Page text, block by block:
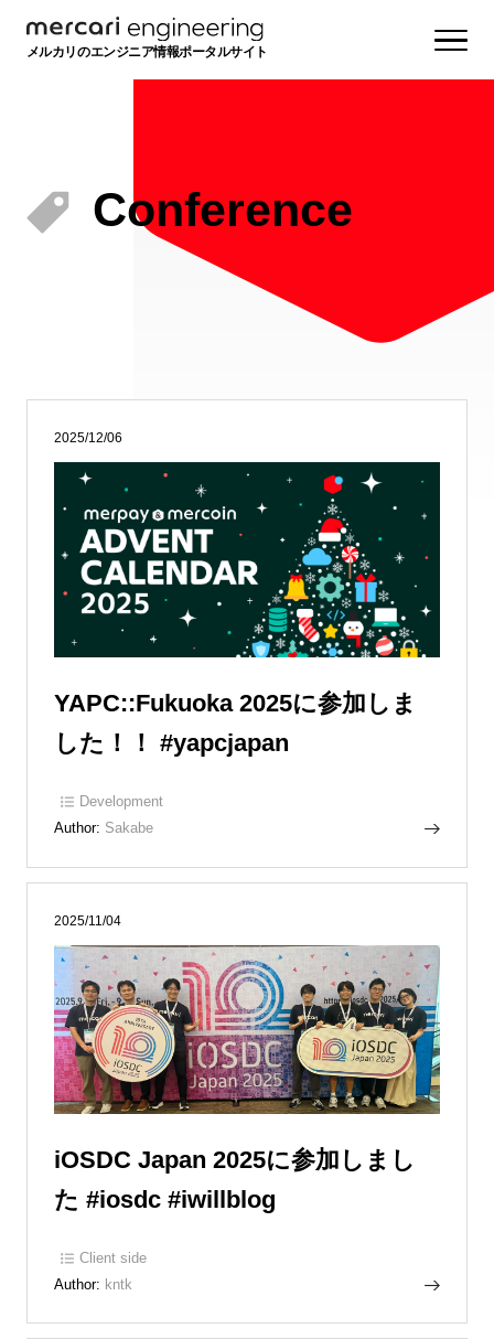
メルカリのエンジニア情報ポータルサイト
Conference
2025/12/06
YAPC::Fukuoka 2025に参加しま
した！！ #yapcjapan
Development
Author: Sakabe
2025/11/04
iOSDC Japan 2025に参加しまし
た #iosdc #iwillblog
Client side
Author: kntk